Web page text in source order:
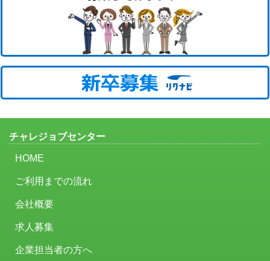
チャレジョブセンター
HOME
ご利用までの流れ
会社概要
求人募集
企業担当者の方へ